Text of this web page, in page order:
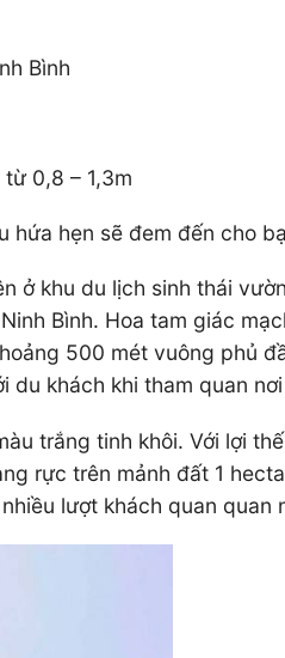
Bình
0,8 – 1,3m
hẹn sẽ đem đến cho
ở khu du lịch sinh thái
Bình. Hoa tam giác
500 mét vuông phủ
du khách khi tham quan
trắng tinh khôi. Với lợi
rực trên mảnh đất 1
lượt khách quan quan